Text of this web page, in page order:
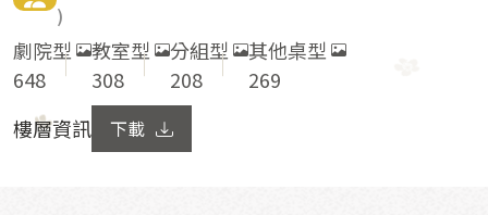
)
劇院型
648
教室型
308
分組型
208
其他桌型
269
樓層資訊
下載